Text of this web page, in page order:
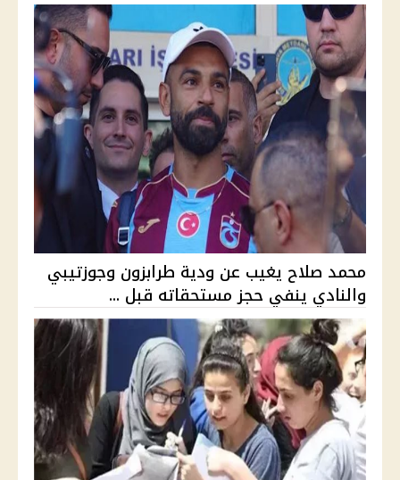
محمد صلاح يغيب عن ودية طرابزون وجوزتيبي
والنادي ينفي حجز مستحقاته قبل ...